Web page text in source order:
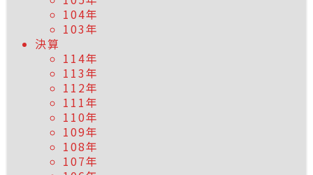
104年
103年
決算
114年
113年
112年
111年
110年
109年
108年
107年